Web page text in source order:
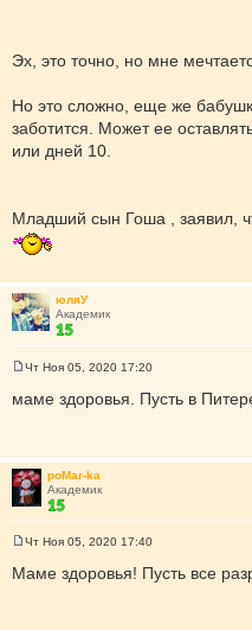
и
Эх, это точно, но мне
Но это сложно, еще же
заботится. Может ее
или дней 10.
Младший сын Гоша , заявил,
юляУ
Академик
о
н
и
е
Чт Ноя 05, 2020 17:20
маме здоровья. Пусть в
poMar-ka
Академик
о
Чт Ноя 05, 2020 17:40
Маме здоровья! Пусть все